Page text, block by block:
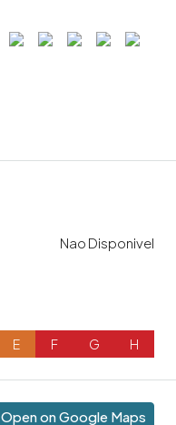
Nao Disponivel
E F G H
Open on Google Maps